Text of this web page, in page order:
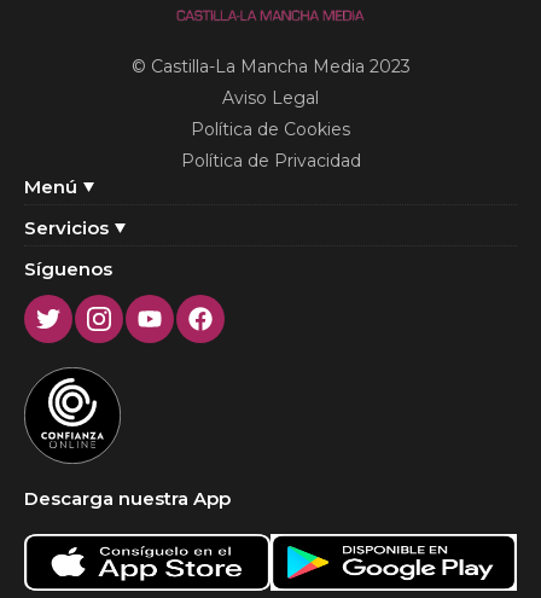
Menú
Servicios
© Castilla-La Mancha Media 2023
Aviso Legal
Política de Cookies
Política de Privacidad
Síguenos
TwitterInstagram
YoutubeFacebook
Descarga nuestra App